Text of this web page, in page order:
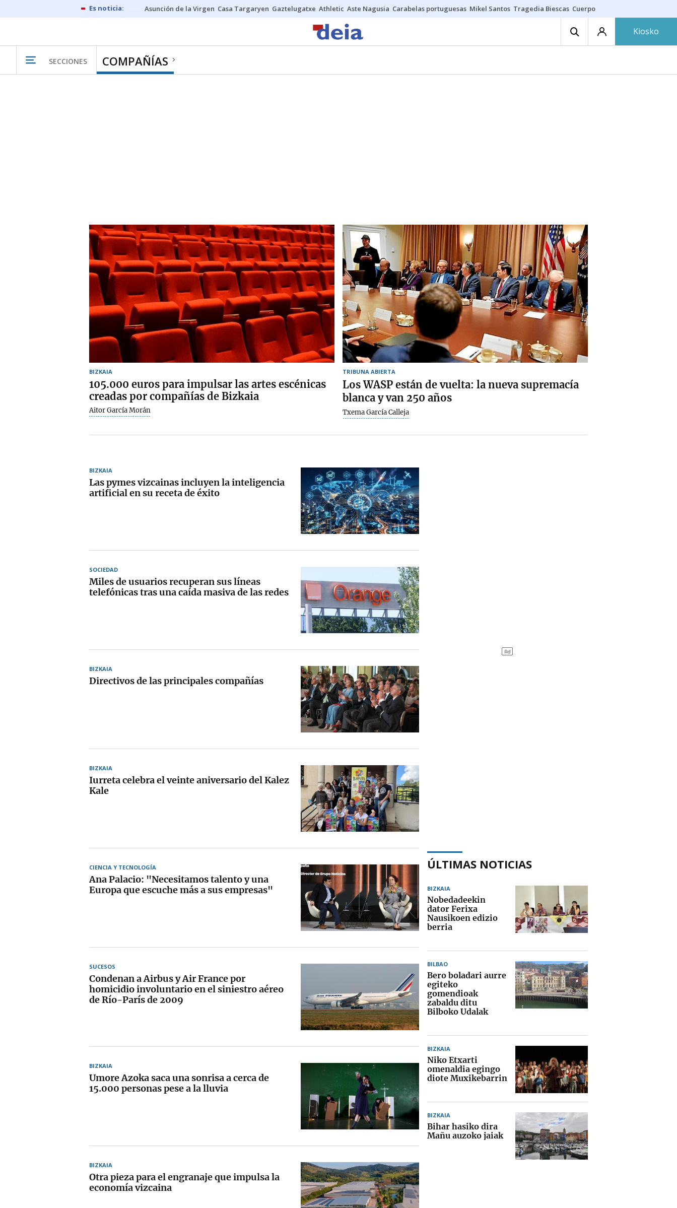
Asunción de la Virgen Casa Targaryen Gaztelugatxe Athletic Aste Nagusia Carabelas portuguesas Mikel Santos Tragedia Biescas Cuerpo ría
Kiosko
SECCIONES COMPAÑÍAS
BIZKAIA
105.000 euros para impulsar las artes escénicas
creadas por compañías de Bizkaia
Aitor García Morán
TRIBUNA ABIERTA
Los WASP están de vuelta: la nueva supremacía
blanca y van 250 años
Txema García Calleja
BIZKAIA
Las pymes vizcainas incluyen la inteligencia
artificial en su receta de éxito
SOCIEDAD
Miles de usuarios recuperan sus líneas
telefónicas tras una caída masiva de las redes
BIZKAIA
Directivos de las principales compañías
BIZKAIA
Iurreta celebra el veinte aniversario del Kalez
Kale
CIENCIA Y TECNOLOGÍA
Ana Palacio: "Necesitamos talento y una
Europa que escuche más a sus empresas"
SUCESOS
Condenan a Airbus y Air France por
homicidio involuntario en el siniestro aéreo
de Río-París de 2009
BIZKAIA
Umore Azoka saca una sonrisa a cerca de
15.000 personas pese a la lluvia
BIZKAIA
Otra pieza para el engranaje que impulsa la
economía vizcaina
ÚLTIMAS NOTICIAS
BIZKAIA
Nobedadeekin
dator Ferixa
Nausikoen edizio
berria
BILBAO
Bero boladari aurre
egiteko
gomendioak
zabaldu ditu
Bilboko Udalak
BIZKAIA
Niko Etxarti
omenaldia egingo
diote Muxikebarrin
BIZKAIA
Bihar hasiko dira
Mañu auzoko jaiak